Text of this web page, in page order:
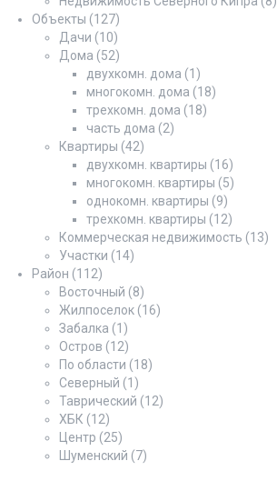
Объекты (127)
Дачи (10)
Дома (52)
двухкомн. дома (1)
многокомн. дома (18)
трехкомн. дома (18)
часть дома (2)
Квартиры (42)
двухкомн. квартиры (16)
многокомн. квартиры (5)
однокомн. квартиры (9)
трехкомн. квартиры (12)
Коммерческая недвижимость (13)
Участки (14)
Район (112)
Восточный (8)
Жилпоселок (16)
Забалка (1)
Остров (12)
По области (18)
Северный (1)
Таврический (12)
ХБК (12)
Центр (25)
Шуменский (7)